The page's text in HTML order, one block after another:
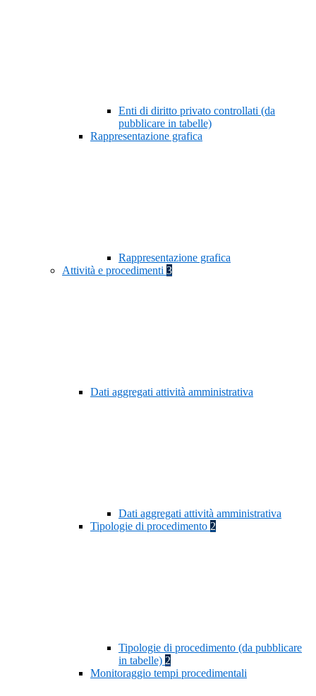
Enti di diritto privato controllati (da
pubblicare in tabelle)
Rappresentazione grafica
Rappresentazione grafica
Attività e procedimenti 3
Dati aggregati attività amministrativa
Dati aggregati attività amministrativa
Tipologie di procedimento 2
Tipologie di procedimento (da pubblicare
in tabelle) 2
Monitoraggio tempi procedimentali